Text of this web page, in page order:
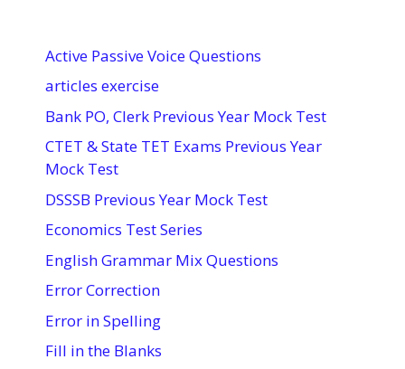
Active Passive Voice Questions
articles exercise
Bank PO, Clerk Previous Year Mock Test
CTET & State TET Exams Previous Year
Mock Test
DSSSB Previous Year Mock Test
Economics Test Series
English Grammar Mix Questions
Error Correction
Error in Spelling
Fill in the Blanks